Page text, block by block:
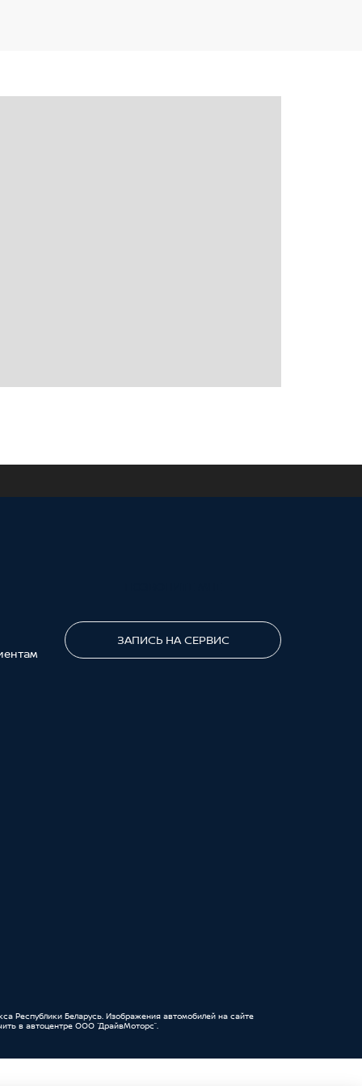
ЗАПИСЬ НА СЕРВИС
Республики Беларусь. Изображения автомобилей на сайте
в автоцентре ООО “ДрайвМоторс”.